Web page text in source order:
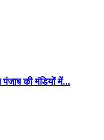
की मंडियों में...